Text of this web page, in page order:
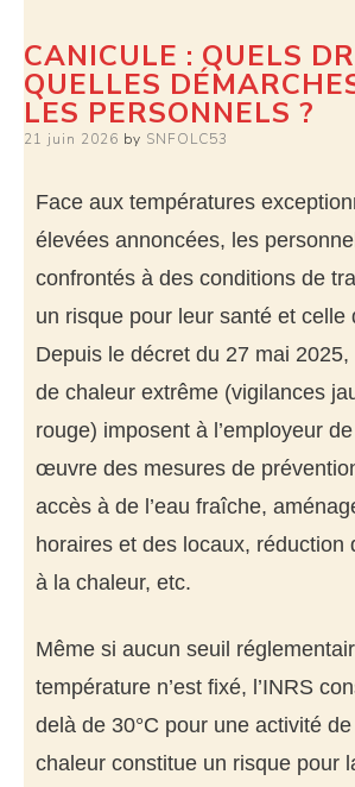
CANICULE : QUELS
QUELLES
LES PERSONNELS ?
21 juin 2026 by SNFOLC53
Face aux températures
élevées annoncées, les
confrontés à des conditions de
un risque pour leur santé et celle
Depuis le décret du 27 mai
de chaleur extrême (vigilances
rouge) imposent à l’employeur
œuvre des mesures de
accès à de l’eau fraîche,
horaires et des locaux, réduction
à la chaleur, etc.
Même si aucun seuil
température n’est fixé, l’INRS
delà de 30°C pour une activité
chaleur constitue un risque pour